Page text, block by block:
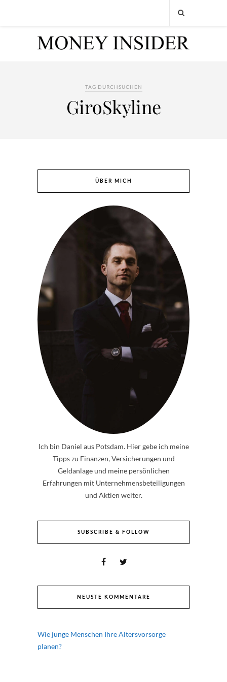
TAG DURCHSUCHEN
GiroSkyline
ÜBER MICH
Ich bin Daniel aus Potsdam. Hier gebe ich meine
Tipps zu Finanzen, Versicherungen und
Geldanlage und meine persönlichen
Erfahrungen mit Unternehmensbeteiligungen
und Aktien weiter.
SUBSCRIBE & FOLLOW
NEUSTE KOMMENTARE
Wie junge Menschen Ihre Altersvorsorge
planen?